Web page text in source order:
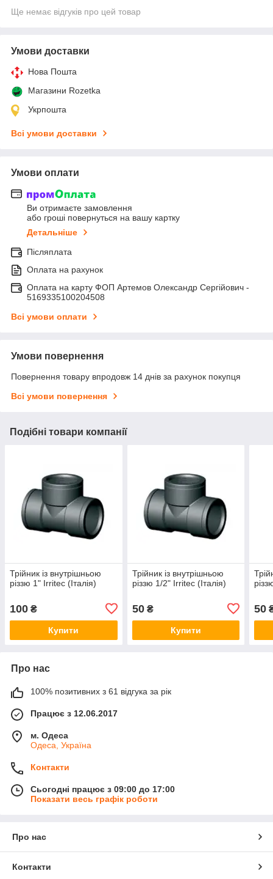
Ще немає відгуків про цей товар
Умови доставки
Нова Пошта
Магазини Rozetka
Укрпошта
Всі умови доставки
Умови оплати
Ви отримаєте замовлення
або гроші повернуться на вашу картку
Детальніше
Післяплата
Оплата на рахунок
Оплата на карту ФОП Артемов Олександр Сергійович -
5169335100204508
Всі умови оплати
Умови повернення
Повернення товару впродовж 14 днів за рахунок покупця
Всі умови повернення
Подібні товари компанії
Трійник із внутрішньою
різзю 1" Irritec (Італія)
100 ₴
Купити
Трійник із внутрішньою
різзю 1/2" Irritec (Італія)
50₴
Купити
50
Про нас
100% позитивних з 61 відгука за рік
Працює з 12.06.2017
м. Одеса
Одеса, Україна
Контакти
Сьогодні працює з 09:00 до 17:00
Показати весь графік роботи
Про нас
Контакти